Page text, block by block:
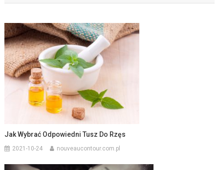
Jak Wybrać Odpowiedni Tusz Do Rzęs
2021-10-24 nouveaucontour.com.pl